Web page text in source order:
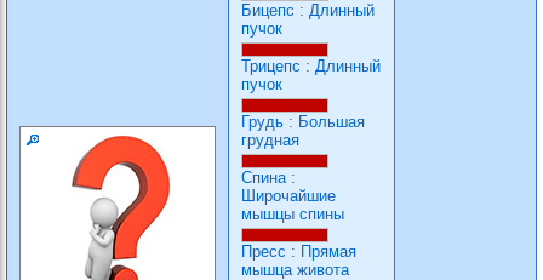
Бицепс : Длинный
пучок
Трицепс : Длинный
пучок
Грудь : Большая
грудная
Спина:
Широчайшие
мышцы спины
Пресс : Прямая
мышца живота